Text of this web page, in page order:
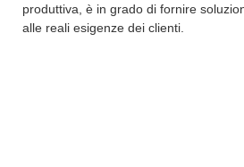
produttiva, è in grado di fornire
alle reali esigenze dei clienti.